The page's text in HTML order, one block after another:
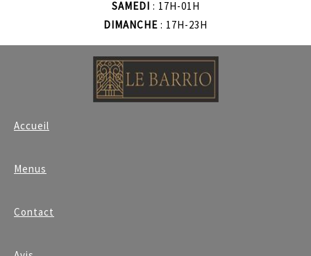
SAMEDI : 17H-01H
DIMANCHE : 17H-23H
Accueil
Menus
Contact